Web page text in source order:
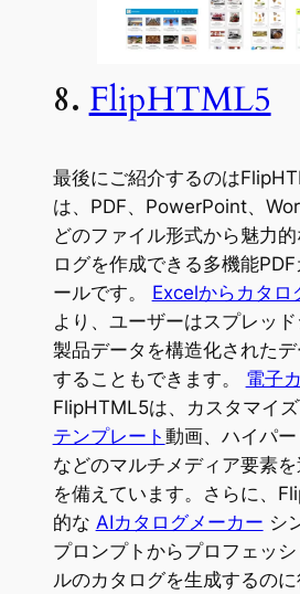
8. FlipHTML5
最後にご紹介するのは
は、PDF、PowerPoint、
どのファイル形式から魅力
ログを作成できる多機能
ールです。 Excelからカタロ
より、ユーザーはスプレッ
製品データを構造化された
することもできます。 電子
FlipHTML5は、カスタマイ
テンプレート 動画、ハイパ
などのマルチメディア要素
を備えています。さらに、
的な AIカタログメーカー シ
プロンプトからプロフェッ
ルのカタログを生成するのに